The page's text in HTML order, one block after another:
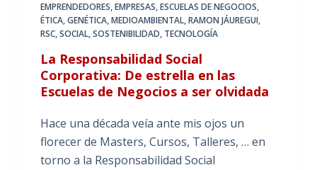
EMPRENDEDORES,EMPRESAS,ESCUELAS DE NEGOCIOS,
ÉTICA,GENÉTICA,MEDIOAMBIENTAL,RAMON JÁUREGUI,
RSC,SOCIAL,SOSTENIBILIDAD, TECNOLOGÍA
La Responsabilidad Social
Corporativa: De estrella en las
Escuelas de Negocios a ser olvidada
Hace una década veía ante mis ojos un
florecer de Masters, Cursos, Talleres, … en
torno a la Responsabilidad Social